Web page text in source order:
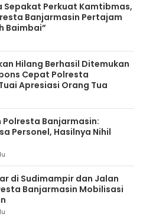
Sepakat Perkuat Kamtibmas,
Banjarmasin Pertajam
Baimbai”
Hilang Berhasil Ditemukan
Cepat Polresta
Apresiasi Orang Tua
Polresta Banjarmasin:
Personel, Hasilnya Nihil
di Sudimampir dan Jalan
Banjarmasin Mobilisasi